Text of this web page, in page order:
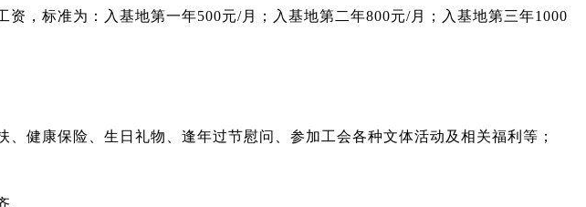
，标准为：入基地第一年500元/月；入基地第二年800元/月；入基地第三年1000
健康保险、生日礼物、逢年过节慰问、参加工会各种文体活动及相关福利等；
。